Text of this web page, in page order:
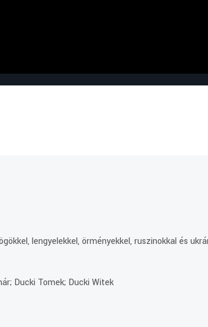
lengyelekkel, örményekkel, ruszinokkal és
Ducki Tomek; Ducki Witek